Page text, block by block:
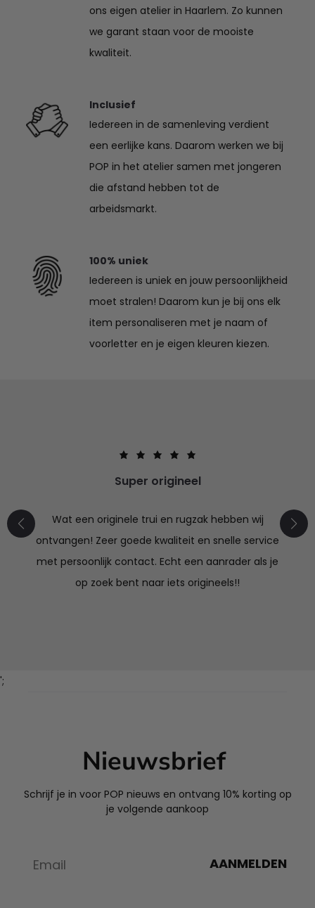
ons eigen atelier in Haarlem. Zo kunnen
we garant staan voor de mooiste
kwaliteit.
Inclusief
Iedereen in de samenleving verdient
een eerlijke kans. Daarom werken we bij
POP in het atelier samen met jongeren
die afstand hebben tot de
arbeidsmarkt.
100% uniek
Iedereen is uniek en jouw persoonlijkheid
moet stralen! Daarom kun je bij ons elk
item personaliseren met je naam of
voorletter en je eigen kleuren kiezen.
Super origineel
Wat een originele trui en rugzak hebben wij
ontvangen! Zeer goede kwaliteit en snelle service
met persoonlijk contact. Echt een aanrader als je
op zoek bent naar iets origineels!!
';
Nieuwsbrief
Schrijf je in voor POP nieuws en ontvang 10% korting op
je volgende aankoop
AANMELDEN